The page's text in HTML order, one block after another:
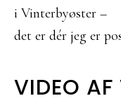
i Vinterbyøster –
det er dér jeg er
VIDEO AF